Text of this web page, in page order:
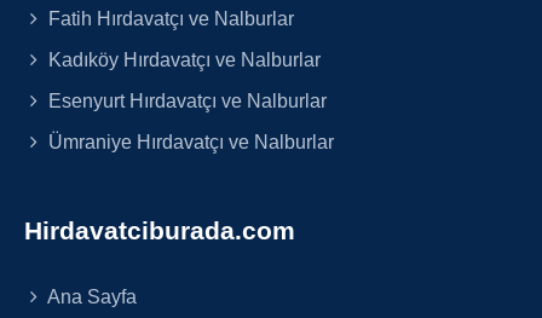
Fatih Hırdavatçı ve Nalburlar
Kadıköy Hırdavatçı ve Nalburlar
Esenyurt Hırdavatçı ve Nalburlar
Ümraniye Hırdavatçı ve Nalburlar
Hirdavatciburada.com
Ana Sayfa